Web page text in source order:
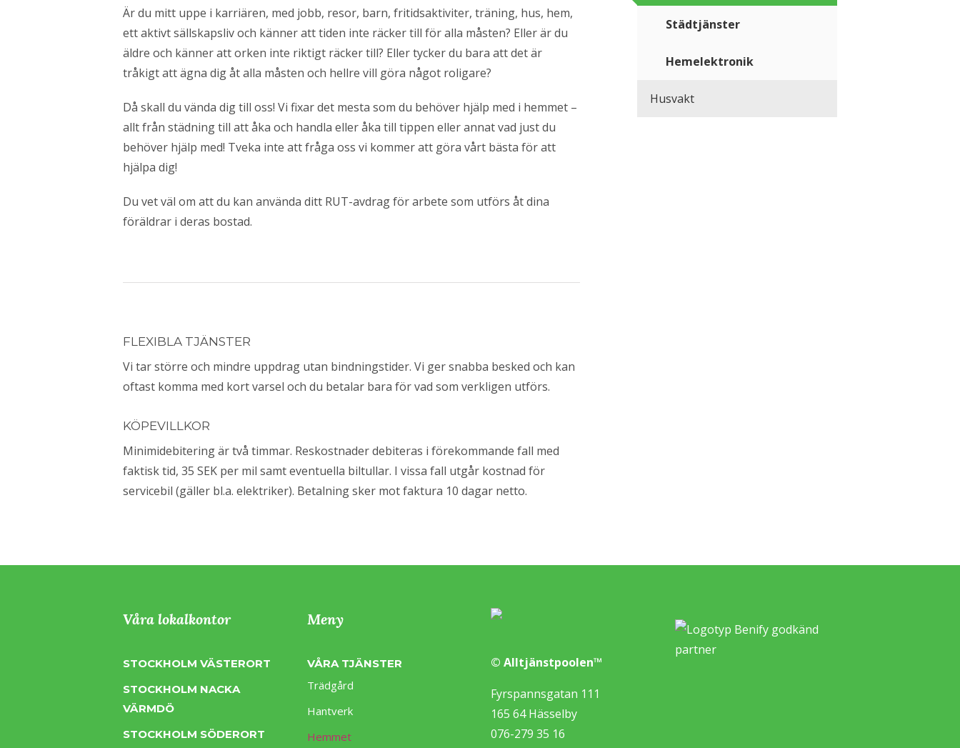
Är du mitt uppe i karriären, med jobb, resor, barn, fritidsaktiviter, träning, hus, hem,
ett aktivt sällskapsliv och känner att tiden inte räcker till för alla måsten? Eller är du
äldre och känner att orken inte riktigt räcker till? Eller tycker du bara att det är
tråkigt att ägna dig åt alla måsten och hellre vill göra något roligare?
Då skall du vända dig till oss! Vi fixar det mesta som du behöver hjälp med i hemmet –
allt från städning till att åka och handla eller åka till tippen eller annat vad just du
behöver hjälp med! Tveka inte att fråga oss vi kommer att göra vårt bästa för att
hjälpa dig!
Du vet väl om att du kan använda ditt RUT-avdrag för arbete som utförs åt dina
föräldrar i deras bostad.
FLEXIBLA TJÄNSTER
Vi tar större och mindre uppdrag utan bindningstider. Vi ger snabba besked och kan
oftast komma med kort varsel och du betalar bara för vad som verkligen utförs.
KÖPEVILLKOR
Minimidebitering är två timmar. Reskostnader debiteras i förekommande fall med
faktisk tid, 35 SEK per mil samt eventuella biltullar. I vissa fall utgår kostnad för
servicebil (gäller bl.a. elektriker). Betalning sker mot faktura 10 dagar netto.
Städtjänster
Hemelektronik
Husvakt
Våra lokalkontor
STOCKHOLM VÄSTERORT
STOCKHOLM NACKA
VÄRMDÖ
STOCKHOLM SÖDERORT
Meny
VÅRA TJÄNSTER
Trädgård
Hantverk
Hemmet
© Alltjänstpoolen™
Fyrspannsgatan 111
165 64 Hässelby
076-279 35 16